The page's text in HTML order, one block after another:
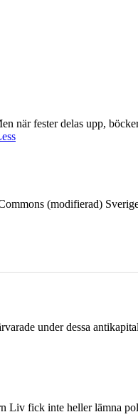
när fester delas upp,
(modifierad)
under dessa
fick inte heller lämna